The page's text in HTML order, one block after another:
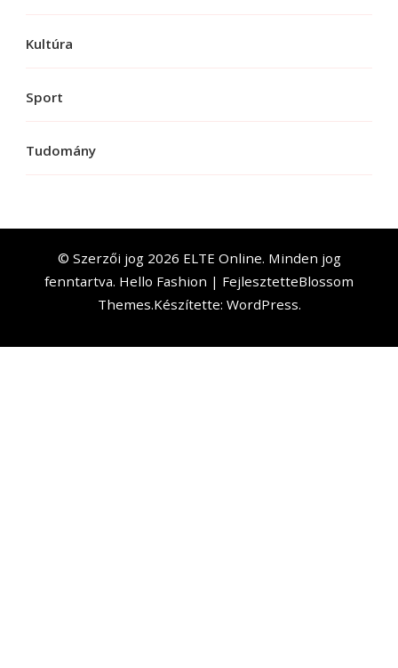
Kultúra
Sport
Tudomány
© Szerzői jog 2026 ELTE Online. Minden jog
fenntartva. Hello Fashion | FejlesztetteBlossom
Themes.Készítette: WordPress.